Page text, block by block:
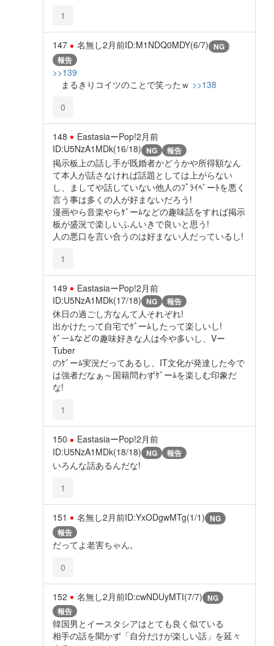
1
147 名無し2月前ID:M1NDQ0MDY(6/7) NG
報告
>>139
まるきりコイツのことで笑ったｗ >>138
0
148 EastasiaーPop!2月前
ID:U5NzA1MDk(16/18) NG 報告
掲示板上の話し手が既婚者かどうかや所得額なん
て本人が話さなければ話題としては上がらない
し、ましてや話していない他人のﾌﾟﾗｲﾍﾞーﾄを悪く
言う事は多くの人が好まないだろう!
漫画やら音楽やらｹﾞーﾑなどの趣味話をすれば掲示
板が盛況で楽しいふんいきで良いと思う!
人の悪口を言い合うのは好まない人だっているし!
1
149 EastasiaーPop!2月前
ID:U5NzA1MDk(17/18) NG 報告
休日の過ごし方なんて人それぞれ!
出かけたって自宅でｹﾞーﾑしたって楽しいし!
ｹﾞーﾑなどの趣味好きな人は今や多いし、Vー
Tuber
のｹﾞーﾑ実況だってあるし、IT文化が発達した今で
は強者だなぁ～国籍問わずｹﾞーﾑを楽しむ印象だ
な!
1
150 EastasiaーPop!2月前
ID:U5NzA1MDk(18/18) NG 報告
いろんな話あるんだな!
1
151 名無し2月前ID:YxODgwMTg(1/1) NG
報告
だってよ老害ちゃん。
0
152 名無し2月前ID:cwNDUyMTI(7/7) NG
報告
韓国男とイースタシアはとても良く似ている
相手の話を聞かず「自分だけが楽しい話」を延々